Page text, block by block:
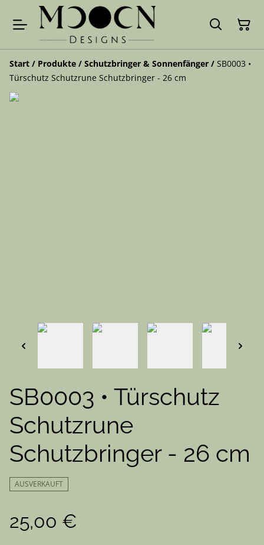
Start / Produkte / Schutzbringer & Sonnenfänger / SB0003 •
Türschutz Schutzrune Schutzbringer - 26 cm
SB0003 • Türschutz
Schutzrune
Schutzbringer - 26 cm
AUSVERKAUFT
25,00 €